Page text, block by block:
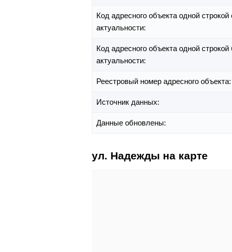
Код адресного объекта одной строкой
актуальности:
Код адресного объекта одной строкой
актуальности:
Реестровый номер адресного объекта:
Источник данных:
Данные обновлены:
ул. Надежды на карте